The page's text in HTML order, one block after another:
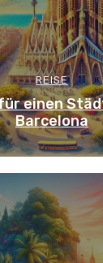
REISE
einen
Barcelona